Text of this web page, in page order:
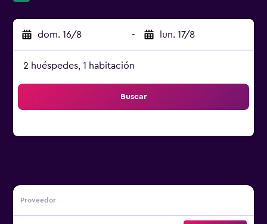
dom. 16/8 - lun. 17/8
2 huéspedes, 1 habitación
Buscar
Proveedor